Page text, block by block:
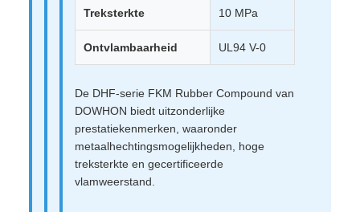
Treksterkte 10 MPa
Ontvlambaarheid UL94 V-0
De DHF-serie FKM Rubber Compound van
DOWHON biedt uitzonderlijke
prestatiekenmerken, waaronder
metaalhechtingsmogelijkheden, hoge
treksterkte en gecertificeerde
vlamweerstand.